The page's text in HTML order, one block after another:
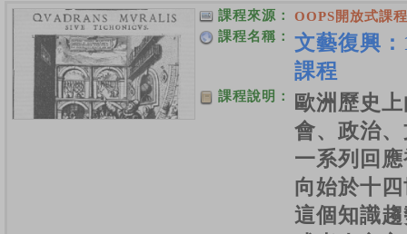
課程來源：
OOPS開放式課
課程名稱：
文藝復興
課程
課程說明：
歐洲歷史
會、政治
一系列回
向始於十
這個知識